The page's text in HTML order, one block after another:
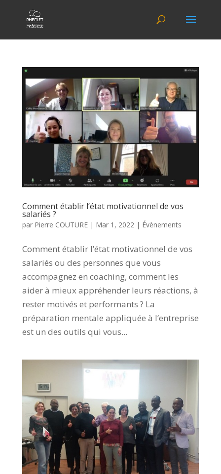
Comment établir l’état motivationnel de vos
salariés ?
par Pierre COUTURE| Mar 1, 2022| Évènements
Comment établir l’état motivationnel de vos
salariés ou des personnes que vous
accompagnez en coaching, comment les
aider à mieux appréhender leurs réactions, à
rester motivés et performants ? La
préparation mentale appliquée à l’entreprise
est un des outils qui vous...